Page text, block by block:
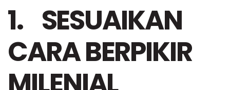
1. SESUAIKAN
CARA BERPIKIR